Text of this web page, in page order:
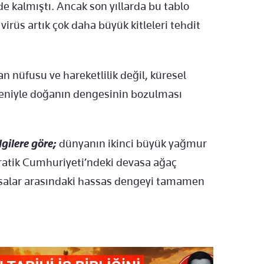
kalmıştı. Ancak son yıllarda bu tablo
artık çok daha büyük kitleleri tehdit
nüfusu ve hareketlilik değil, küresel
doğanın dengesinin bozulması
göre;dünyanın ikinci büyük yağmur
Cumhuriyeti’ndeki devasa ağaç
arasındaki hassas dengeyi tamamen